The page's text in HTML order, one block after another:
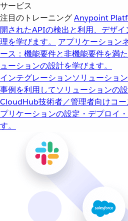
サービス
注目のトレーニングAnypoint
開されたAPIの検出と利用、デザ
理を学びます。
アプリケーション
ース：機能要件と非機能要件を満
ューションの設計を学びます。
インテグレーションソリューション
事例を利用してソリューションの設
CloudHub技術者／管理者向けコ
プリケーションの設定・デプロイ
す。